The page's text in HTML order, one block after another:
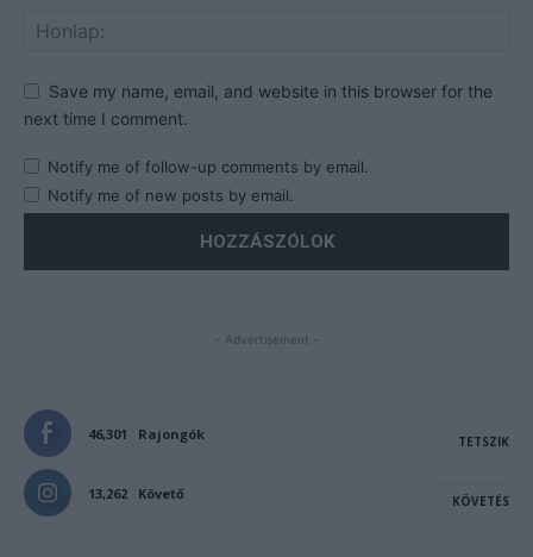
Save my name, email, and website in this browser for the
next time I comment.
Notify me of follow-up comments by email.
Notify me of new posts by email.
- Advertisement -
46,301 Rajongók TETSZIK
13,262 Követő KÖVETÉS